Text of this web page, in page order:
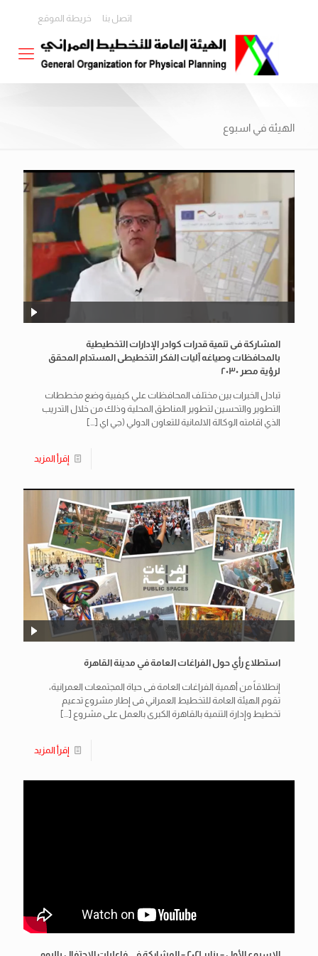
اتصل بنا خريطة الموقع
الهيئة في اسبوع
المشاركة فى تنمية قدرات كوادر الإدارات التخطيطية
بالمحافظات وصياغه آليات الفكر التخطيطى المستدام المحقق
لرؤية مصر ٢٠٣٠
تبادل الخبرات بين مختلف المحافظات علي كيفبية وضع مخططات
التطوير والتحسين لتطوير المناطق المحلية وذلك من خلال التدريب
الذي اقامته الوكالة الالمانية للتعاون الدولي (جي اي […]
إقرأ المزيد
استطلاع رأي حول الفراغات العامة في مدينة القاهرة
إنطلاقاً من أهمية الفراغات العامة فى حياة المجتمعات العمرانية،
تقوم الهيئة العامة للتخطيط العمراني فى إطار مشروع تدعيم
تخطيط وإدارة التنمية بالقاهرة الكبرى بالعمل على مشروع […]
إقرأ المزيد